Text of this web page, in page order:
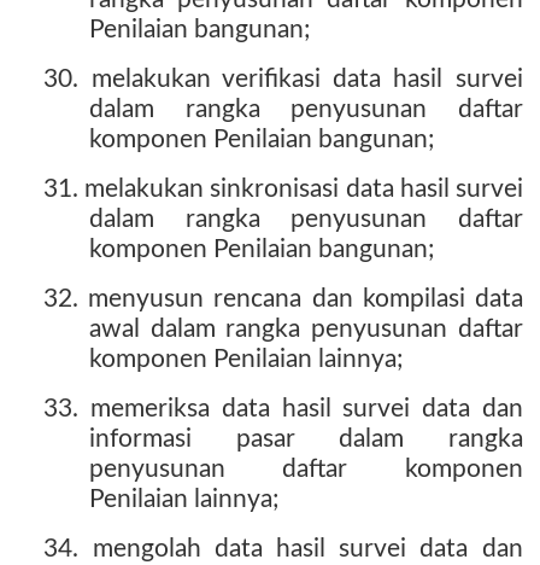
Penilaian bangunan;
30. melakukan verifikasi data hasil survei
dalam rangka penyusunan daftar
komponen Penilaian bangunan;
31. melakukan sinkronisasi data hasil survei
dalam rangka penyusunan daftar
komponen Penilaian bangunan;
32. menyusun rencana dan kompilasi data
awal dalam rangka penyusunan daftar
komponen Penilaian lainnya;
33. memeriksa data hasil survei data dan
informasi pasar dalam rangka
penyusunan daftar komponen
Penilaian lainnya;
34. mengolah data hasil survei data dan